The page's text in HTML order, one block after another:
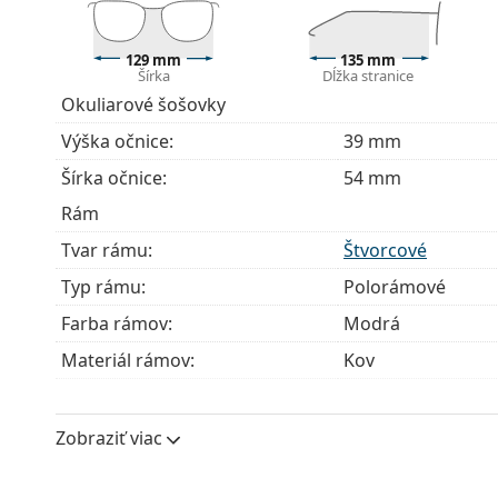
Flexi pánt so zabudovanou pružinou dovoľuje
pohodlnejšie nasadenie okuliarov. Rám je
správne nastavenie.
Príslušenstvo
Okuliare dodávame s originálnym puzdrom.
Handrička, ktorá je súčasťou balenia, je ideálna
modely môžu namiesto handričky obsahovať
Ide o zdravotnícku pomôcku. Pred použitím si
129 mm
Šírka
135 mm
Dĺžka stranice
Okuliarové šošovky
Výška očnice:
39 mm
Šírka očnice:
54 mm
Rám
Tvar rámu:
Štvorcové
Typ rámu:
Polorámové
Farba rámov:
Modrá
Materiál rámov:
Kov
Šírka:
Zobraziť viac